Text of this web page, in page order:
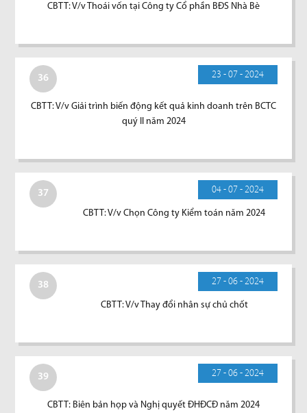
CBTT: V/v Thoái vốn tại Công ty Cổ phần BĐS Nhà Bè
36 23 - 07 - 2024
CBTT: V/v Giải trình biến động kết quả kinh doanh trên BCTC
quý II năm 2024
37 04 - 07 - 2024
CBTT: V/v Chọn Công ty Kiểm toán năm 2024
38 27 - 06 - 2024
CBTT: V/v Thay đổi nhân sự chủ chốt
39 27 - 06 - 2024
CBTT: Biên bản họp và Nghị quyết ĐHĐCĐ năm 2024